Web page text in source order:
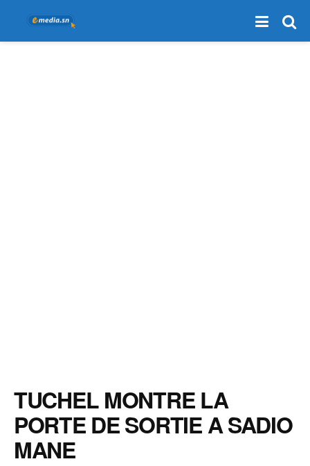
TUCHEL MONTRE LA
PORTE DE SORTIE A SADIO
MANE